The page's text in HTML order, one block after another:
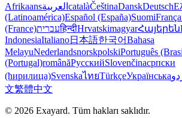
Afrikaansالعربية catalàČeštinaDanskDeutsch
(Latinoamérica)Español (España)Suomi
(France)עבריתहिन्दीHrvatskimagyarՀայերեն
IndonesiaItaliano日本語한국어Bahasa
MelayuNederlandsnorskpolskiPortuguês
(Portugal)românăРусскийSlovenčinaсрпски
(ћирилица)SvenskaไทยTürkçeУкраїнська
文繁體中文
© 2026 Exayard. Tüm hakları saklıdır.